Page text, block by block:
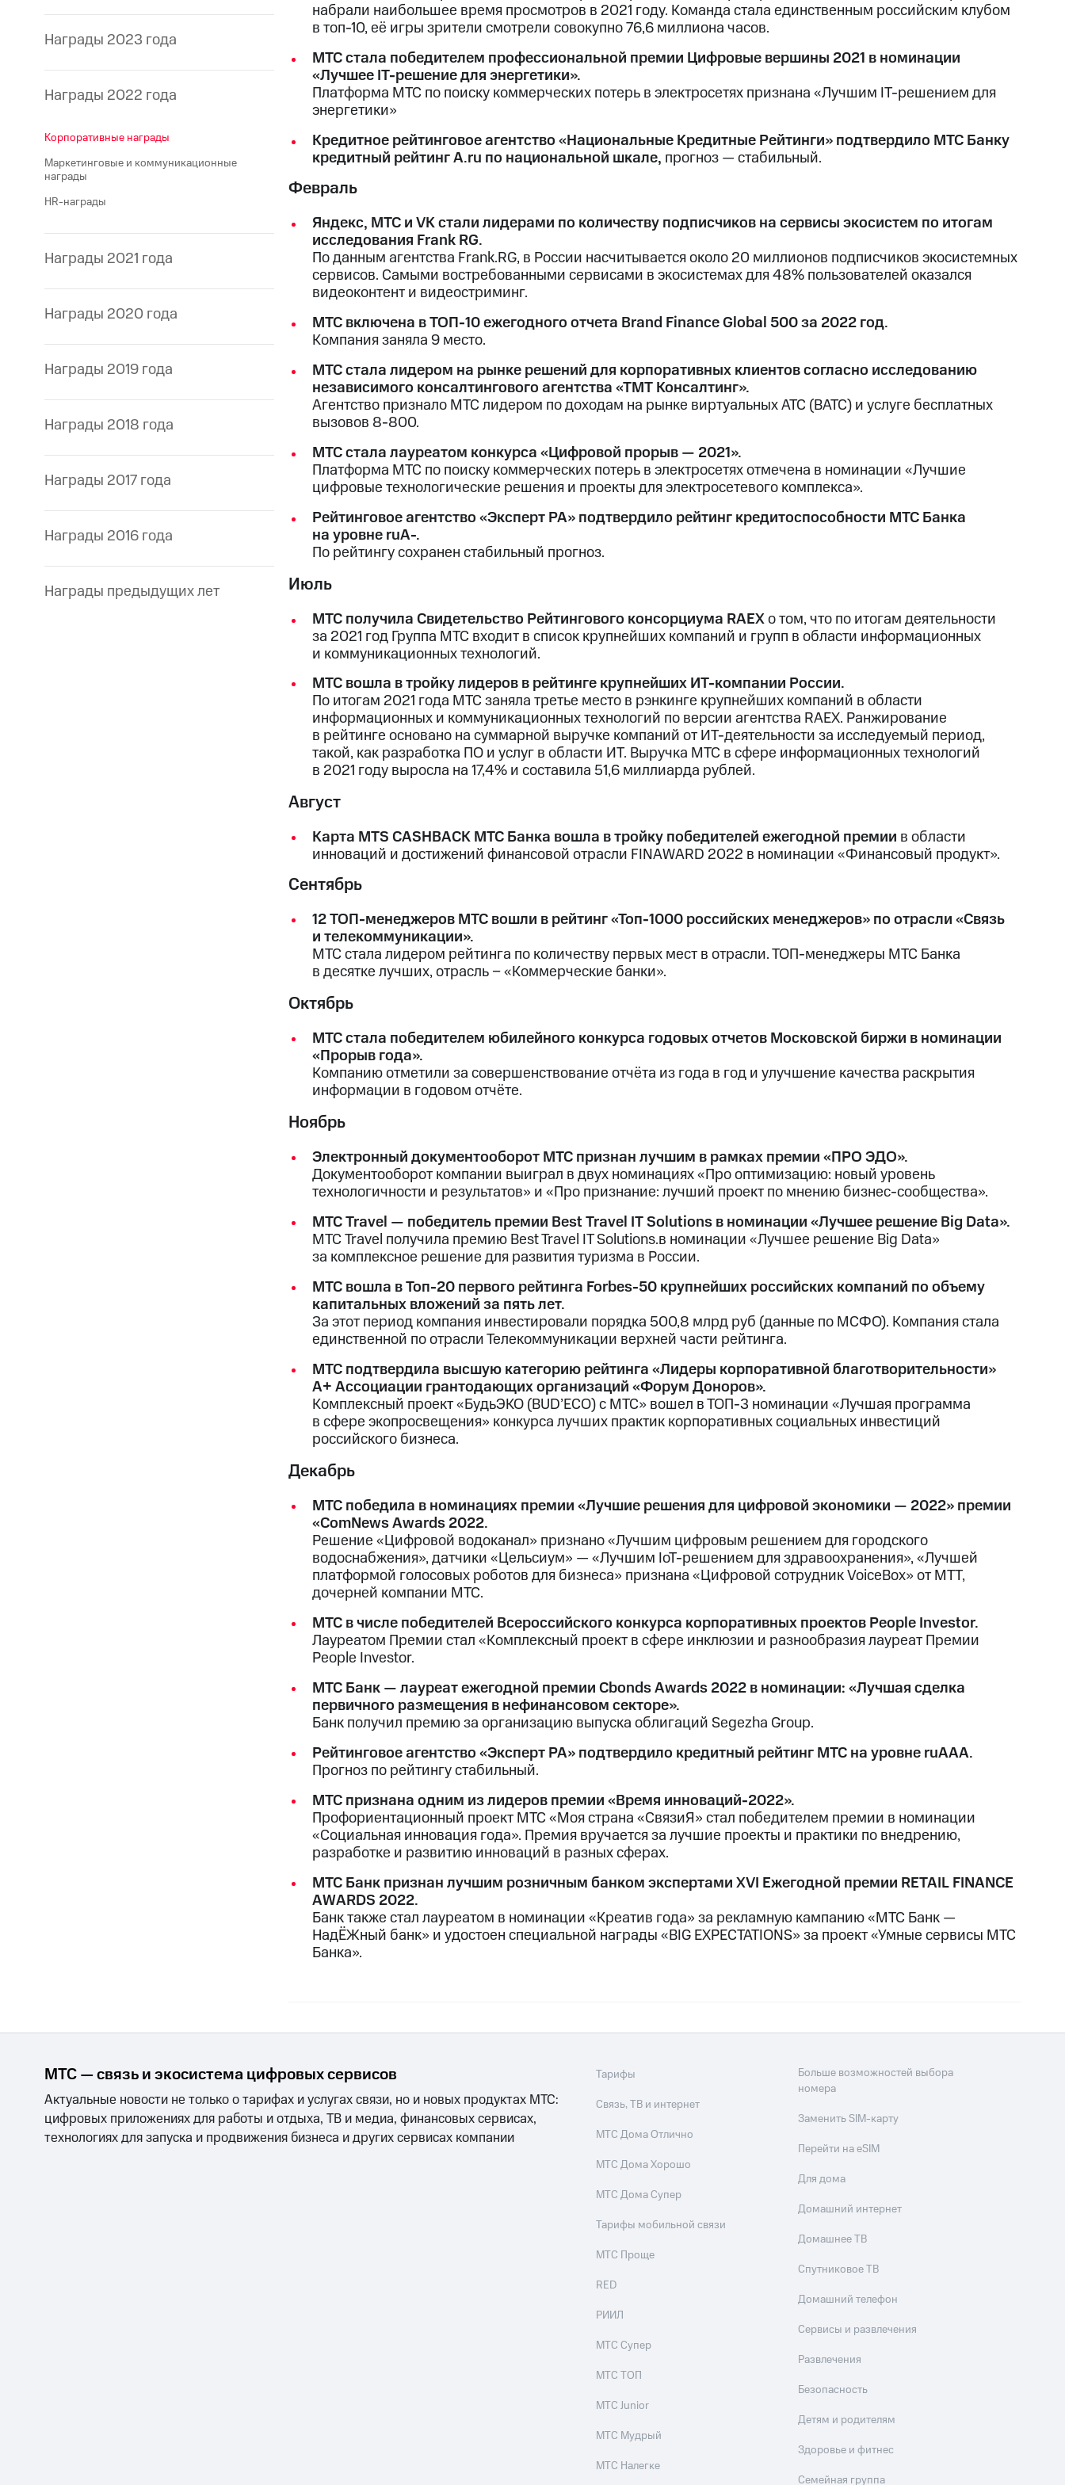
Награды 2023 года
Награды 2022 года
Корпоративные награды
Маркетинговые и коммуникационные
награды
HR-награды
Награды 2021 года
Награды 2020 года
Награды 2019 года
Награды 2018 года
Награды 2017 года
Награды 2016 года
Награды предыдущих лет
набрали наибольшее время просмотров в 2021 году. Команда стала единственным российским клубом
в топ-10, её игры зрители смотрели совокупно 76,6 миллиона часов.
МТС стала победителем профессиональной премии Цифровые вершины 2021 в номинации
«Лучшее IT-решение для энергетики».
Платформа МТС по поиску коммерческих потерь в электросетях признана «Лучшим IT-решением для
энергетики»
Кредитное рейтинговое агентство «Национальные Кредитные Рейтинги» подтвердило МТС Банку
кредитный рейтинг A.ru по национальной шкале, прогноз — стабильный.
Февраль
Яндекс, МТС и VK стали лидерами по количеству подписчиков на сервисы экосистем по итогам
исследования Frank RG.
По данным агентства Frank.RG, в России насчитывается около 20 миллионов подписчиков экосистемных
сервисов. Самыми востребованными сервисами в экосистемах для 48% пользователей оказался
видеоконтент и видеостриминг.
МТС включена в ТОП-10 ежегодного отчета Brand Finance Global 500 за 2022 год.
Компания заняла 9 место.
МТС стала лидером на рынке решений для корпоративных клиентов согласно исследованию
независимого консалтингового агентства «ТМТ Консалтинг».
Агентство признало МТС лидером по доходам на рынке виртуальных АТС (ВАТС) и услуге бесплатных
вызовов 8-800.
МТС стала лауреатом конкурса «Цифровой прорыв — 2021».
Платформа МТС по поиску коммерческих потерь в электросетях отмечена в номинации «Лучшие
цифровые технологические решения и проекты для электросетевого комплекса».
Рейтинговое агентство «Эксперт РА» подтвердило рейтинг кредитоспособности МТС Банка
на уровне ruA-.
По рейтингу сохранен стабильный прогноз.
Июль
МТС получила Свидетельство Рейтингового консорциума RAEXо том, что по итогам деятельности
за 2021 год Группа МТС входит в список крупнейших компаний и групп в области информационных
и коммуникационных технологий.
МТС вошла в тройку лидеров в рейтинге крупнейших ИТ-компании России.
По итогам 2021 года МТС заняла третье место в рэнкинге крупнейших компаний в области
информационных и коммуникационных технологий по версии агентства RAEX. Ранжирование
в рейтинге основано на суммарной выручке компаний от ИТ-деятельности за исследуемый период,
такой, как разработка ПО и услуг в области ИТ. Выручка МТС в сфере информационных технологий
в 2021 году выросла на 17,4% и составила 51,6 миллиарда рублей.
Август
Карта MTS CASHBACK МТС Банка вошла в тройку победителей ежегодной премии в области
инноваций и достижений финансовой отрасли FINAWARD 2022 в номинации «Финансовый продукт».
Сентябрь
12 ТОП-менеджеров МТС вошли в рейтинг «Топ-1000 российских менеджеров» по отрасли «Связь
и телекоммуникации».
МТС стала лидером рейтинга по количеству первых мест в отрасли. ТОП-менеджеры МТС Банка
в десятке лучших, отрасль − «Коммерческие банки».
Октябрь
МТС стала победителем юбилейного конкурса годовых отчетов Московской биржи в номинации
«Прорыв года».
Компанию отметили за совершенствование отчёта из года в год и улучшение качества раскрытия
информации в годовом отчёте.
Ноябрь
Электронный документооборот МТС признан лучшим в рамках премии «ПРО ЭДО».
Документооборот компании выиграл в двух номинациях «Про оптимизацию: новый уровень
технологичности и результатов» и «Про признание: лучший проект по мнению бизнес-сообщества».
МТС Travel — победитель премии Best Travel IT Solutions в номинации «Лучшее решение Big Data».
МТС Travel получила премию Best Travel IT Solutions.в номинации «Лучшее решение Big Data»
за комплексное решение для развития туризма в России.
МТС вошла в Топ-20 первого рейтинга Forbes-50 крупнейших российских компаний по объему
капитальных вложений за пять лет.
За этот период компания инвестировали порядка 500,8 млрд руб (данные по МСФО). Компания стала
единственной по отрасли Телекоммуникации верхней части рейтинга.
МТС подтвердила высшую категорию рейтинга «Лидеры корпоративной благотворительности»
А+ Ассоциации грантодающих организаций «Форум Доноров».
Комплексный проект «БудьЭКО (BUD’ECO) с МТС» вошел в ТОП-3 номинации «Лучшая программа
в сфере экопросвещения» конкурса лучших практик корпоративных социальных инвестиций
российского бизнеса.
Декабрь
МТС победила в номинациях премии «Лучшие решения для цифровой экономики — 2022» премии
«ComNews Awards 2022.
Решение «Цифровой водоканал» признано «Лучшим цифровым решением для городского
водоснабжения», датчики «Цельсиум» — «Лучшим IoT-решением для здравоохранения», «Лучшей
платформой голосовых роботов для бизнеса» признана «Цифровой сотрудник VoiceBox» от МТТ,
дочерней компании МТС.
МТС в числе победителей Всероссийского конкурса корпоративных проектов People Investor.
Лауреатом Премии стал «Комплексный проект в сфере инклюзии и разнообразия лауреат Премии
People Investor.
МТС Банк — лауреат ежегодной премии Cbonds Awards 2022 в номинации: «Лучшая сделка
первичного размещения в нефинансовом секторе».
Банк получил премию за организацию выпуска облигаций Segezha Group.
Рейтинговое агентство «Эксперт РА» подтвердило кредитный рейтинг МТС на уровне ruAAA.
Прогноз по рейтингу стабильный.
МТС признана одним из лидеров премии «Время инноваций-2022».
Профориентационный проект МТС «Моя страна «СвязиЯ» стал победителем премии в номинации
«Социальная инновация года». Премия вручается за лучшие проекты и практики по внедрению,
разработке и развитию инноваций в разных сферах.
МТС Банк признан лучшим розничным банком экспертами XVI Ежегодной премии RETAIL FINANCE
AWARDS 2022.
Банк также стал лауреатом в номинации «Креатив года» за рекламную кампанию «МТС Банк —
НадЁЖный банк» и удостоен специальной награды «BIG EXPECTATIONS» за проект «Умные сервисы МТС
Банка».
МТС — связь и экосистема цифровых сервисов
Актуальные новости не только о тарифах и услугах связи, но и новых продуктах МТС:
цифровых приложениях для работы и отдыха, ТВ и медиа, финансовых сервисах,
технологиях для запуска и продвижения бизнеса и других сервисах компании
Тарифы
Связь, ТВ и интернет
МТС Дома Отлично
МТС Дома Хорошо
МТС Дома Супер
Тарифы мобильной связи
МТС Проще
RED
РИИЛ
МТС Супер
МТС ТОП
МТС Junior
МТС Мудрый
МТС Налегке
Больше возможностей выбора
номера
Заменить SIM-карту
Перейти на eSIM
Для дома
Домашний интернет
Домашнее ТВ
Спутниковое ТВ
Домашний телефон
Сервисы и развлечения
Развлечения
Безопасность
Детям и родителям
Здоровье и фитнес
Семейная группа